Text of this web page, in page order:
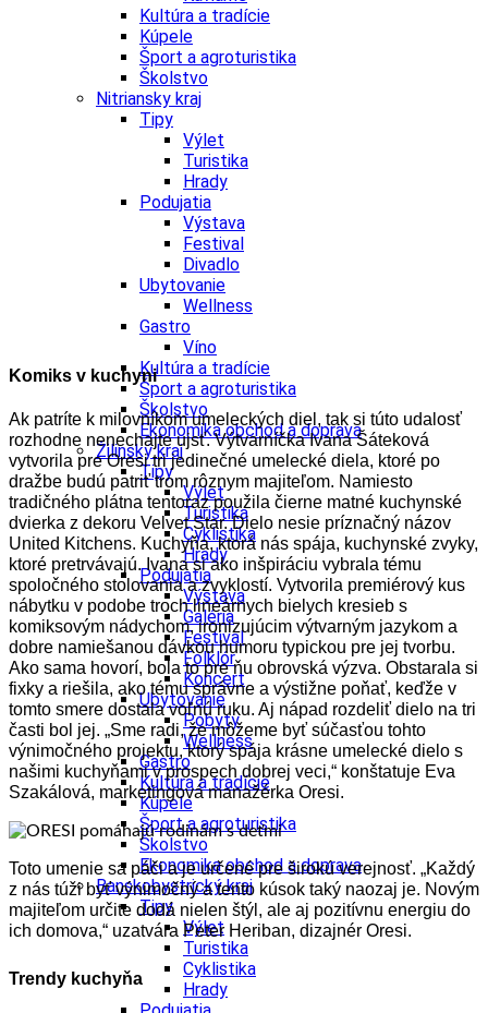
Kultúra a tradície
Kúpele
Šport a agroturistika
Školstvo
Nitriansky kraj
Tipy
Výlet
Turistika
Hrady
Podujatia
Výstava
Festival
Divadlo
Ubytovanie
Wellness
Gastro
Víno
Kultúra a tradície
Šport a agroturistika
Školstvo
Ekonomika obchod a doprava
Žilinský kraj
Tipy
Výlet
Turistika
Cyklistika
Hrady
Podujatia
Výstava
Galéria
Festival
Folklór
Koncert
Ubytovanie
Pobyty
Wellness
Gastro
Kultúra a tradície
Kúpele
Šport a agroturistika
Školstvo
Ekonomika obchod a doprava
Banskobystrický kraj
Tipy
Výlet
Turistika
Cyklistika
Hrady
Komiks v kuchyni
Ak patríte k milovníkom umeleckých diel, tak si túto udalosť
rozhodne nenechajte ujsť. Výtvarníčka Ivana Šáteková
vytvorila pre Oresi tri jedinečné umelecké diela, ktoré po
dražbe budú patriť trom rôznym majiteľom. Namiesto
tradičného plátna tentoraz použila čierne matné kuchynské
dvierka z dekoru Velvet Star. Dielo nesie príznačný názov
United Kitchens. Kuchyňa, ktorá nás spája, kuchynské zvyky,
ktoré pretrvávajú. Ivana si ako inšpiráciu vybrala tému
spoločného stolovania a zvyklostí. Vytvorila premiérový kus
nábytku v podobe troch lineárnych bielych kresieb s
komiksovým nádychom, ironizujúcim výtvarným jazykom a
dobre namiešanou dávkou humoru typickou pre jej tvorbu.
Ako sama hovorí, bola to pre ňu obrovská výzva. Obstarala si
fixky a riešila, ako tému správne a výstižne poňať, keďže v
tomto smere dostala voľnú ruku. Aj nápad rozdeliť dielo na tri
časti bol jej. „Sme radi, že môžeme byť súčasťou tohto
výnimočného projektu, ktorý spája krásne umelecké dielo s
našimi kuchyňami v prospech dobrej veci,“ konštatuje Eva
Szakálová, marketingová manažérka Oresi.
Toto umenie sa páči a je určené pre širokú verejnosť. „Každý
z nás túži byť výnimočný a tento kúsok taký naozaj je. Novým
majiteľom určite dodá nielen štýl, ale aj pozitívnu energiu do
ich domova,“ uzatvára Peter Heriban, dizajnér Oresi.
Trendy kuchyňa